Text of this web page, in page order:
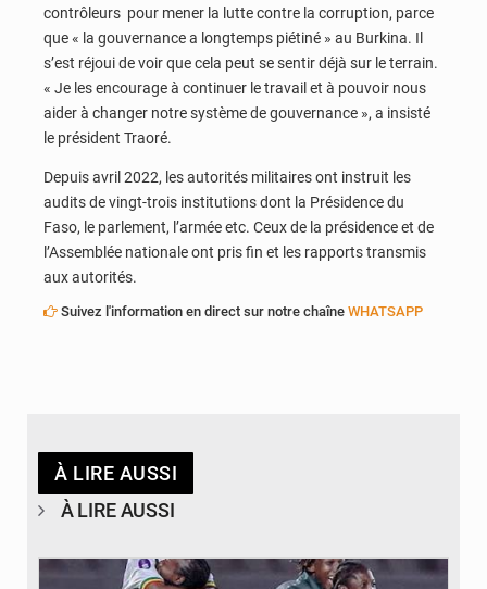
contrôleurs pour mener la lutte contre la corruption, parce
que « la gouvernance a longtemps piétiné » au Burkina. Il
s’est réjoui de voir que cela peut se sentir déjà sur le terrain.
« Je les encourage à continuer le travail et à pouvoir nous
aider à changer notre système de gouvernance », a insisté
le président Traoré.
Depuis avril 2022, les autorités militaires ont instruit les
audits de vingt-trois institutions dont la Présidence du
Faso, le parlement, l’armée etc. Ceux de la présidence et de
l’Assemblée nationale ont pris fin et les rapports transmis
aux autorités.
Suivez l'information en direct sur notre chaîne WHATSAPP
À LIRE AUSSI
À LIRE AUSSI
© FEMAFOOT